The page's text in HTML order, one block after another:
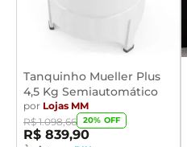
Tanquinho Mueller Plus
4,5 Kg Semiautomático
por Lojas MM
R$ 1.098,66 20% OFF
R$ 839,90